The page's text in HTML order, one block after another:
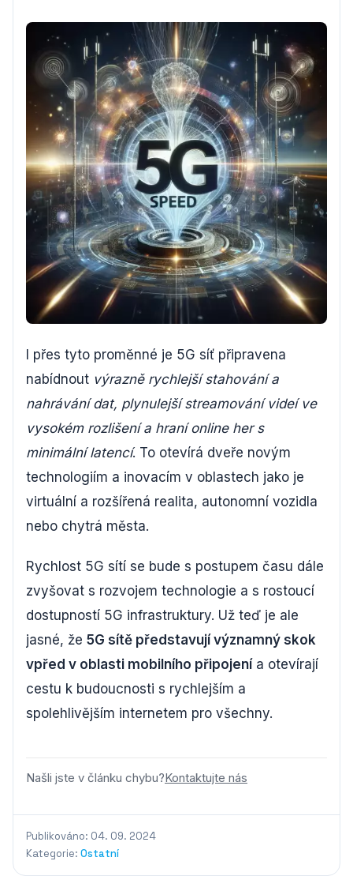
I přes tyto proměnné je 5G síť připravena
nabídnout výrazně rychlejší stahování a
nahrávání dat, plynulejší streamování videí ve
vysokém rozlišení a hraní online her s
minimální latencí. To otevírá dveře novým
technologiím a inovacím v oblastech jako je
virtuální a rozšířená realita, autonomní vozidla
nebo chytrá města.
Rychlost 5G sítí se bude s postupem času dále
zvyšovat s rozvojem technologie a s rostoucí
dostupností 5G infrastruktury. Už teď je ale
jasné, že 5G sítě představují významný skok
vpřed v oblasti mobilního připojení a otevírají
cestu k budoucnosti s rychlejším a
spolehlivějším internetem pro všechny.
Našli jste v článku chybu?Kontaktujte nás
Publikováno: 04. 09. 2024
Kategorie: Ostatní